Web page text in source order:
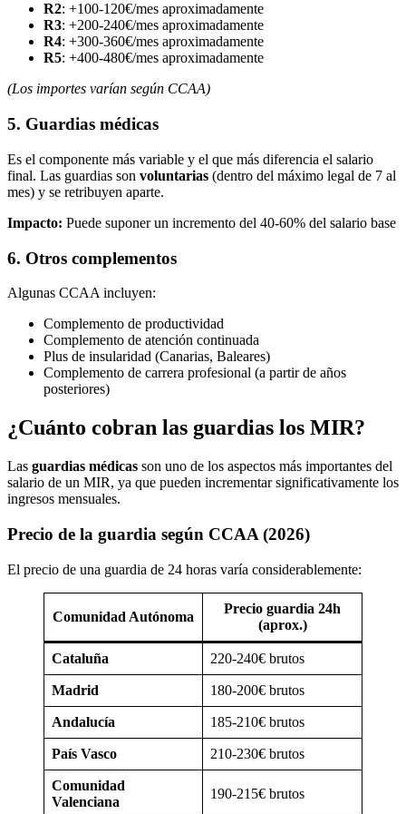
R2: +100-120€/mes aproximadamente
R3: +200-240€/mes aproximadamente
R4: +300-360€/mes aproximadamente
R5: +400-480€/mes aproximadamente
(Los importes varían según CCAA)
5. Guardias médicas
Es el componente más variable y el que más diferencia el salario
final. Las guardias son voluntarias (dentro del máximo legal de 7 al
mes) y se retribuyen aparte.
Impacto: Puede suponer un incremento del 40-60% del salario base
6. Otros complementos
Algunas CCAA incluyen:
Complemento de productividad
Complemento de atención continuada
Plus de insularidad (Canarias, Baleares)
Complemento de carrera profesional (a partir de años
posteriores)
¿Cuánto cobran las guardias los MIR?
Las guardias médicas son uno de los aspectos más importantes del
salario de un MIR, ya que pueden incrementar significativamente los
ingresos mensuales.
Precio de la guardia según CCAA (2026)
El precio de una guardia de 24 horas varía considerablemente:
Comunidad Autónoma
Precio guardia 24h
(aprox.)
Cataluña 220-240€ brutos
Madrid 180-200€ brutos
Andalucía 185-210€ brutos
País Vasco 210-230€ brutos
Comunidad
Valenciana
190-215€ brutos